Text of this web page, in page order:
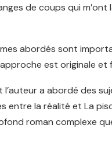
de coups qui m’ont
abordés sont
est originale et
a abordé des
entre la réalité et La
roman complexe